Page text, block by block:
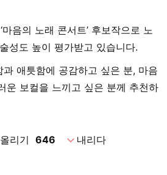
음의 노래 콘서트’ 후보작으로 노
성도 높이 평가받고 있습니다.
애틋함에 공감하고 싶은 분, 마음
운 보컬을 느끼고 싶은 분께 추천하
리기 646 expand_more내리다